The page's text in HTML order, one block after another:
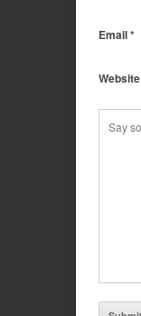
Email*
Website